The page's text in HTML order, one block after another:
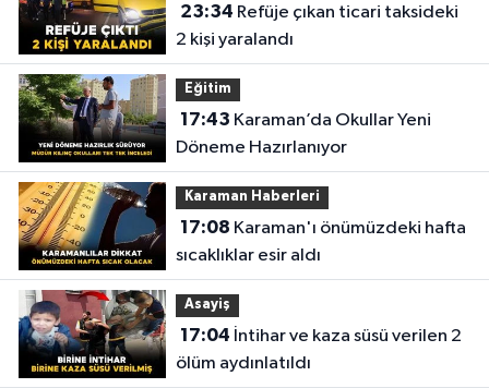
23:34
2 kişi yaralandı
Eğitim
17:43
Döneme Hazırlanıyor
Karaman Haberleri
17:08
sıcaklıklar esir aldı
Asayiş
17:04
ölüm aydınlatıldı